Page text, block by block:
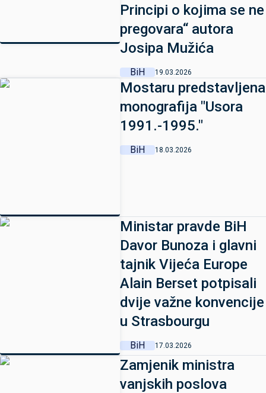
Principi o kojima se ne
pregovara“ autora
Josipa Mužića
BiH 19.03.2026
Mostaru predstavljena
monografija "Usora
1991.-1995."
BiH 18.03.2026
Ministar pravde BiH
Davor Bunoza i glavni
tajnik Vijeća Europe
Alain Berset potpisali
dvije važne konvencije
u Strasbourgu
BiH 17.03.2026
Zamjenik ministra
vanjskih poslova